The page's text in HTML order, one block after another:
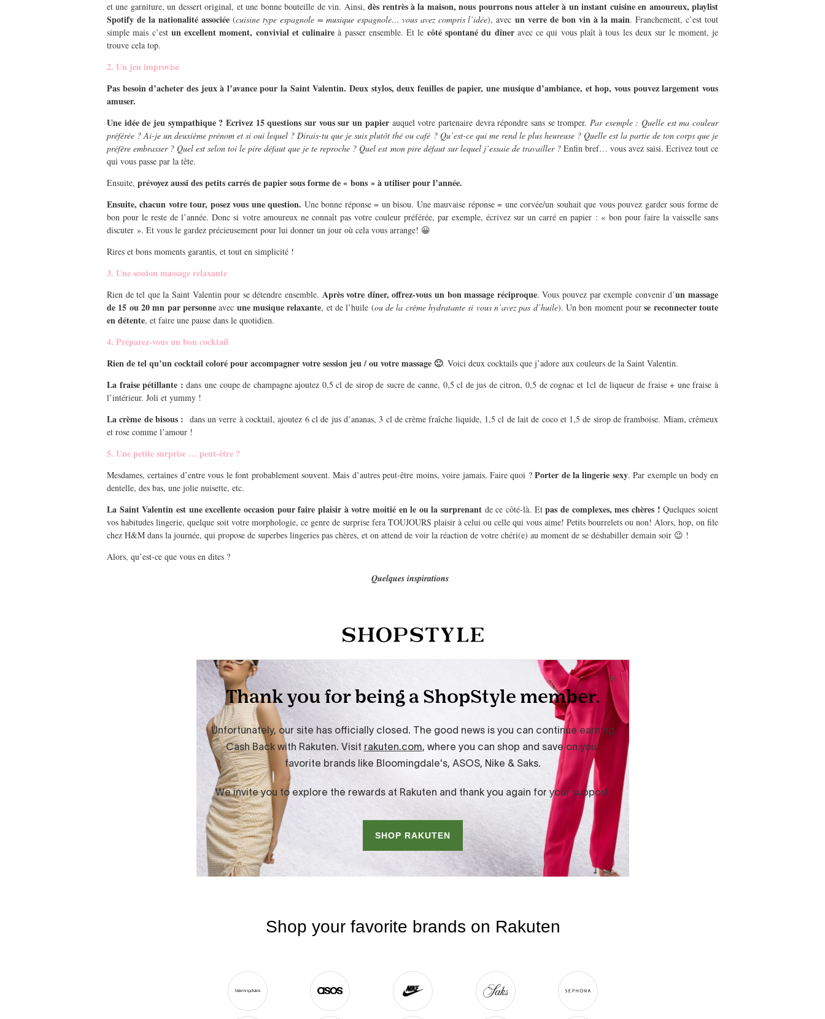
et une garniture, un dessert original, et une bonne bouteille de vin. Ainsi,dès rentrès à la maison, nous pourrons nous atteler à un instant cuisine en amoureux, playlist
Spotify de la nationalité associée(cuisine type espagnole = musique espagnole… vous avez compris l’idée), avecun verre de bon vin à la main. Franchement, c’est tout
simple mais c’est un excellent moment, convivial et culinaire à passer ensemble. Et le côté spontané du dîneravec ce qui vous plaît à tous les deux sur le moment, je
trouve cela top.
2. Un jeu improvisé
Pas besoin d’acheter des jeux à l’avance pour la Saint Valentin. Deux stylos, deux feuilles de papier, une musique d’ambiance, et hop, vous pouvez largement vous
amuser.
Une idée de jeu sympathique ? Ecrivez 15 questions sur vous sur un papierauquel votre partenaire devra répondre sans se tromper. Par exemple : Quelle est ma couleur
préférée ? Ai-je un deuxième prénom et si oui lequel ? Dirais-tu que je suis plutôt thé ou café ? Qu’est-ce qui me rend le plus heureuse ? Quelle est la partie de ton corps que je
préfère embrasser ? Quel est selon toi le pire défaut que je te reproche ? Quel est mon pire défaut sur lequel j’essaie de travailler ?Enfin bref… vous avez saisi. Ecrivez tout ce
qui vous passe par la tête.
Ensuite, prévoyez aussi des petits carrés de papier sous forme de « bons » à utiliser pour l’année.
Ensuite, chacun votre tour, posez vous une question. Une bonne réponse = un bisou. Une mauvaise réponse = une corvée/un souhait que vous pouvez garder sous forme de
bon pour le reste de l’année. Donc si votre amoureux ne connaît pas votre couleur préférée, par exemple, écrivez sur un carré en papier : « bon pour faire la vaisselle sans
discuter ». Et vous le gardez précieusement pour lui donner un jour où cela vous arrange! 😀
Rires et bons moments garantis, et tout en simplicité !
3. Une session massage relaxante
Rien de tel que la Saint Valentin pour se détendre ensemble. Après votre dîner, offrez-vous un bon massage réciproque. Vous pouvez par exemple convenir d’un massage
de 15 ou 20 mn par personne avec une musique relaxante, et de l’huile (ou de la crème hydratante si vous n’avez pas d’huile). Un bon moment pourse reconnecter toute
en détente, et faire une pause dans le quotidien.
4. Préparez-vous un bon cocktail
Rien de tel qu’un cocktail coloré pour accompagner votre session jeu / ou votre massage 🙂. Voici deux cocktails que j’adore aux couleurs de la Saint Valentin.
La fraise pétillante : dans une coupe de champagne ajoutez 0,5 cl de sirop de sucre de canne, 0,5 cl de jus de citron, 0,5 de cognac et 1cl de liqueur de fraise + une fraise à
l’intérieur. Joli et yummy !
La crème de bisous : dans un verre à cocktail, ajoutez 6 cl de jus d’ananas, 3 cl de crème fraîche liquide, 1,5 cl de lait de coco et 1,5 de sirop de framboise. Miam, crêmeux
et rose comme l’amour !
5. Une petite surprise … peut-être ?
Mesdames, certaines d’entre vous le font probablement souvent. Mais d’autres peut-être moins, voire jamais. Faire quoi ?Porter de la lingerie sexy. Par exemple un body en
dentelle, des bas, une jolie nuisette, etc.
La Saint Valentin est une excellente occasion pour faire plaisir à votre moitié en le ou la surprenant de ce côté-là. Etpas de complexes, mes chères ! Quelques soient
vos habitudes lingerie, quelque soit votre morphologie, ce genre de surprise fera TOUJOURS plaisir à celui ou celle qui vous aime! Petits bourrelets ou non! Alors, hop, on file
chez H&M dans la journée, qui propose de superbes lingeries pas chères, et on attend de voir la réaction de votre chéri(e) au moment de se déshabiller demain soir 😉 !
Alors, qu’est-ce que vous en dites ?
Quelques inspirations